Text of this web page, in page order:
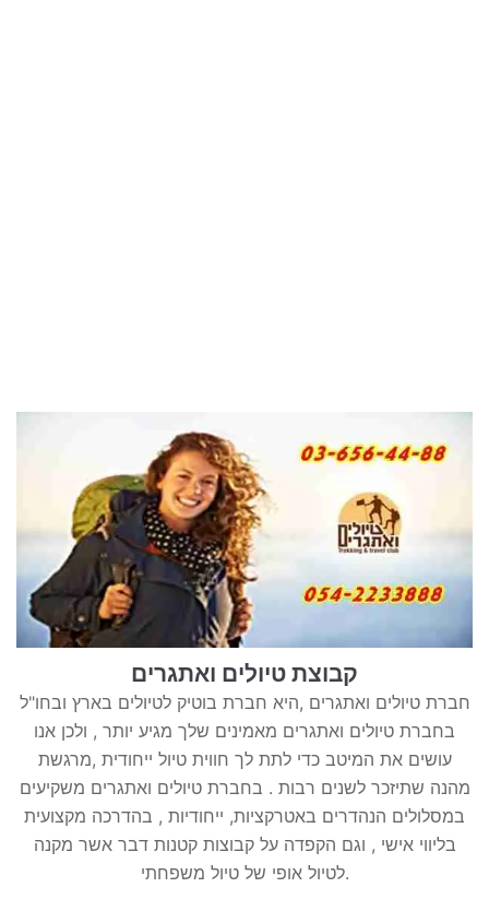
קבוצת טיולים ואתגרים
חברת טיולים ואתגרים ,היא חברת בוטיק לטיולים בארץ ובחו"ל
בחברת טיולים ואתגרים מאמינים שלך מגיע יותר , ולכן אנו
עושים את המיטב כדי לתת לך חווית טיול ייחודית ,מרגשת
מהנה שתיזכר לשנים רבות . בחברת טיולים ואתגרים משקיעים
במסלולים הנהדרים באטרקציות, ייחודיות , בהדרכה מקצועית
בליווי אישי , וגם הקפדה על קבוצות קטנות דבר אשר מקנה
לטיול אופי של טיול משפחתי.